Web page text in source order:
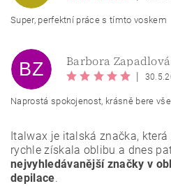
Vložením hodnocení souhlasíte
osobních údajů.
Super, perfektní práce s tímto voskem
BZ Barbora Zapadlová
|
Naprostá spokojenost, krásně bere
Italwax je italská značka, která
rychle získala oblibu a dnes
nejvyhledávanější značky v
depilace.